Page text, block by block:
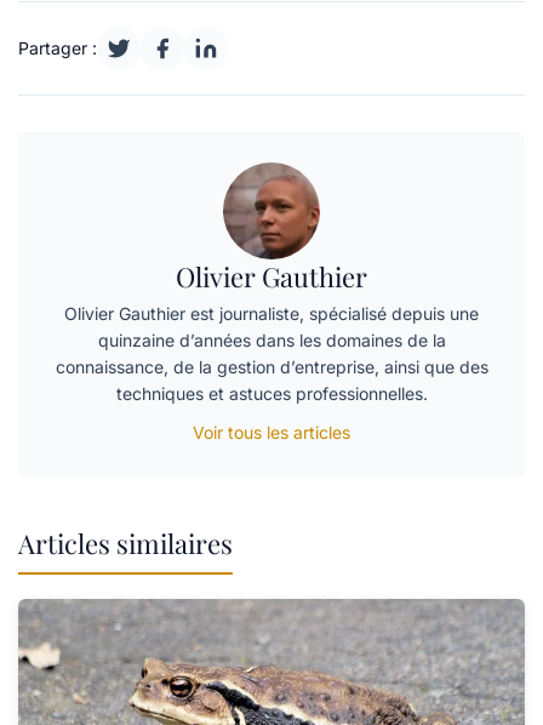
Partager :
Olivier Gauthier
Olivier Gauthier est journaliste, spécialisé depuis une
quinzaine d’années dans les domaines de la
connaissance, de la gestion d’entreprise, ainsi que des
techniques et astuces professionnelles.
Voir tous les articles
Articles similaires